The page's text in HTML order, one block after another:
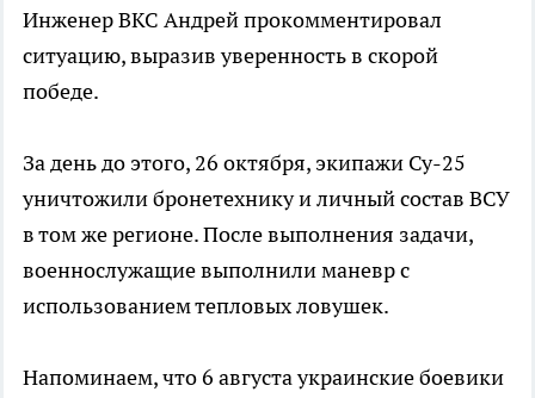
Инженер ВКС Андрей прокомментировал
ситуацию, выразив уверенность в скорой
победе.
За день до этого, 26 октября, экипажи Су-25
уничтожили бронетехнику и личный состав ВСУ
в том же регионе. После выполнения задачи,
военнослужащие выполнили маневр с
использованием тепловых ловушек.
Напоминаем, что 6 августа украинские боевики